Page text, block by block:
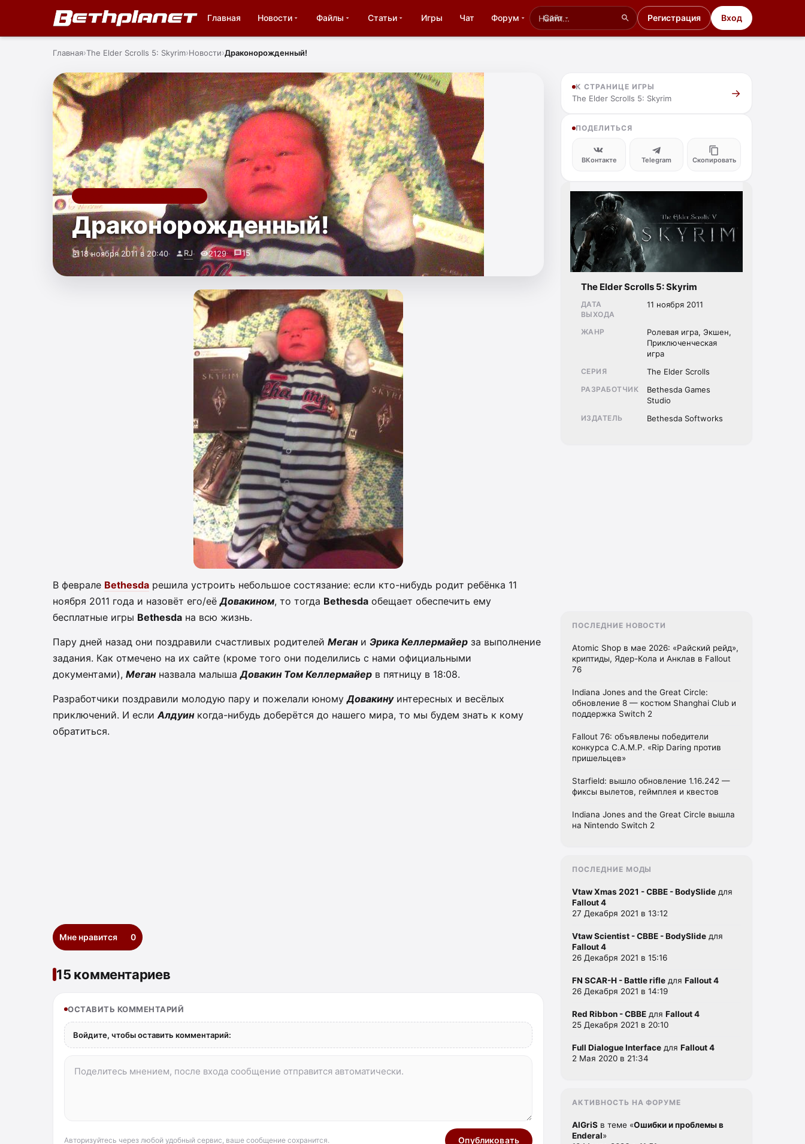
Главная Новости Файлы Статьи Игры Чат Форум Сайт Регистрация Вход
Главная The Elder Scrolls 5: Skyrim Новости Драконорожденный!
Драконорожденный!
18 ноября 2011 в 20:40 RJ 2129 15
В феврале Bethesda решила устроить небольшое состязание: если кто-нибудь родит ребёнка 11
ноября 2011 года и назовёт его/еёДовакином, то тогда Bethesda обещает обеспечить ему
бесплатные игры Bethesda на всю жизнь.
Пару дней назад они поздравили счастливых родителей Мегани Эрика Келлермайер за выполнение
задания. Как отмечено на их сайте (кроме того они поделились с нами официальными
документами), Меганназвала малышаДовакин Том Келлермайер в пятницу в 18:08.
Разработчики поздравили молодую пару и пожелали юномуДовакинуинтересных и весёлых
приключений. И еслиАлдуинкогда-нибудь доберётся до нашего мира, то мы будем знать к кому
обратиться.
Мне нравится 0
15 комментариев
ОСТАВИТЬ КОММЕНТАРИЙ
Войдите, чтобы оставить комментарий:
Авторизуйтесь через любой удобный сервис, ваше сообщение сохранится. Опубликовать
К СТРАНИЦЕ ИГРЫ
The Elder Scrolls 5: Skyrim
ПОДЕЛИТЬСЯ
ВКонтакте Telegram Скопировать
The Elder Scrolls 5: Skyrim
ДАТА
ВЫХОДА
11 ноября 2011
ЖАНР
Ролевая игра, Экшен,
Приключенческая
игра
СЕРИЯ The Elder Scrolls
РАЗРАБОТЧИК
Bethesda Games
Studio
ИЗДАТЕЛЬ Bethesda Softworks
ПОСЛЕДНИЕ НОВОСТИ
Atomic Shop в мае 2026: «Райский рейд»,
криптиды, Ядер-Кола и Анклав в Fallout
76
Indiana Jones and the Great Circle:
обновление 8 — костюм Shanghai Club и
поддержка Switch 2
Fallout 76: объявлены победители
конкурса C.A.M.P. «Rip Daring против
пришельцев»
Starfield: вышло обновление 1.16.242 —
фиксы вылетов, геймплея и квестов
Indiana Jones and the Great Circle вышла
на Nintendo Switch 2
ПОСЛЕДНИЕ МОДЫ
Vtaw Xmas 2021 - CBBE - BodySlide для
Fallout 4
27 Декабря 2021 в 13:12
Vtaw Scientist - CBBE - BodySlide для
Fallout 4
26 Декабря 2021 в 15:16
FN SCAR-H - Battle rifle для Fallout 4
26 Декабря 2021 в 14:19
Red Ribbon - CBBE для Fallout 4
25 Декабря 2021 в 20:10
Full Dialogue Interface для Fallout 4
2 Мая 2020 в 21:34
АКТИВНОСТЬ НА ФОРУМЕ
AlGriS в теме «Ошибки и проблемы в
Enderal»